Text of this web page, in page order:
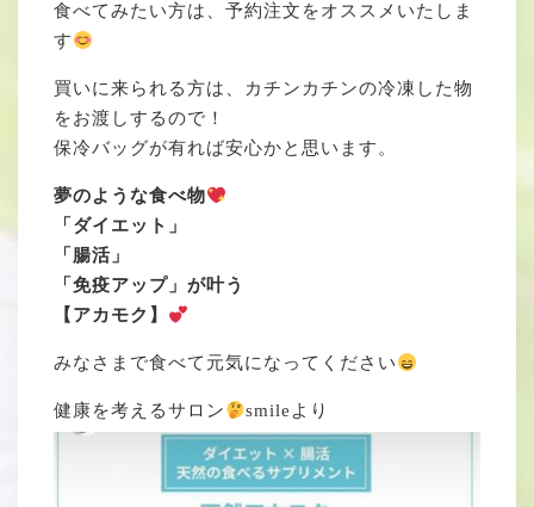
食べてみたい方は、予約注文をオススメいたしま
す
買いに来られる方は、カチンカチンの冷凍した物
をお渡しするので！
保冷バッグが有れば安心かと思います。
夢のような食べ物
「ダイエット」
「腸活」
「免疫アップ」が叶う
【アカモク】
みなさまで食べて元気になってください
健康を考えるサロン smileより